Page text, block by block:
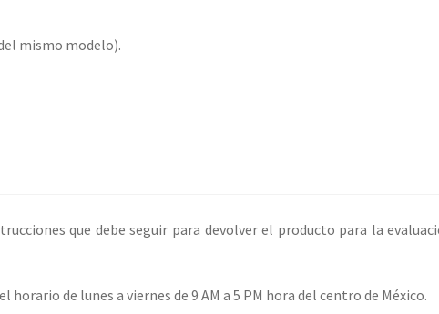
mismo modelo).
que debe seguir para devolver el producto para la
de lunes a viernes de 9 AM a 5 PM hora del centro de México.